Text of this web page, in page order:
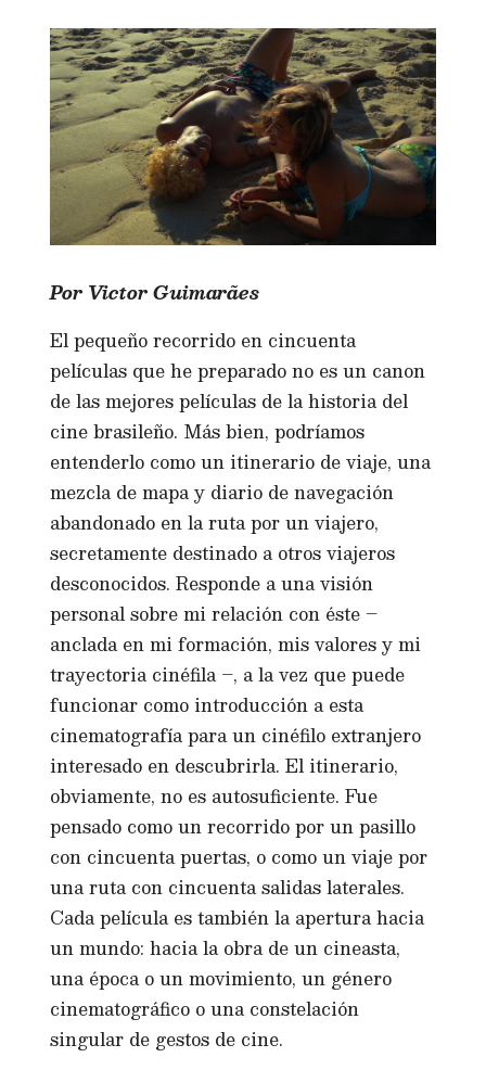
Por Victor Guimarães
El pequeño recorrido en cincuenta
películas que he preparado no es un canon
de las mejores películas de la historia del
cine brasileño. Más bien, podríamos
entenderlo como un itinerario de viaje, una
mezcla de mapa y diario de navegación
abandonado en la ruta por un viajero,
secretamente destinado a otros viajeros
desconocidos. Responde a una visión
personal sobre mi relación con éste –
anclada en mi formación, mis valores y mi
trayectoria cinéfila –, a la vez que puede
funcionar como introducción a esta
cinematografía para un cinéfilo extranjero
interesado en descubrirla. El itinerario,
obviamente, no es autosuficiente. Fue
pensado como un recorrido por un pasillo
con cincuenta puertas, o como un viaje por
una ruta con cincuenta salidas laterales.
Cada película es también la apertura hacia
un mundo: hacia la obra de un cineasta,
una época o un movimiento, un género
cinematográfico o una constelación
singular de gestos de cine.